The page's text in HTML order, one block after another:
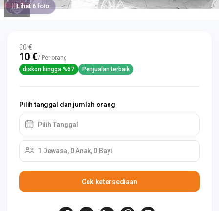
Lihat 6 foto
30 €
10 €/ Per orang
diskon hingga %67
Penjualan terbaik
Pilih tanggal dan jumlah orang
Pilih Tanggal
1 Dewasa, 0 Anak, 0 Bayi
Cek ketersediaan